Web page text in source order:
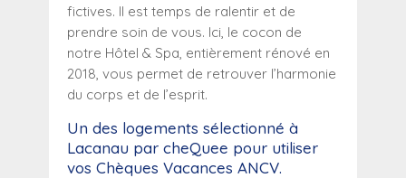
fictives. Il est temps de ralentir et de
prendre soin de vous. Ici, le cocon de
notre Hôtel & Spa, entièrement rénové en
2018, vous permet de retrouver l’harmonie
du corps et de l’esprit.
Un des logements sélectionné à
Lacanau par cheQuee pour utiliser
vos Chèques Vacances ANCV.